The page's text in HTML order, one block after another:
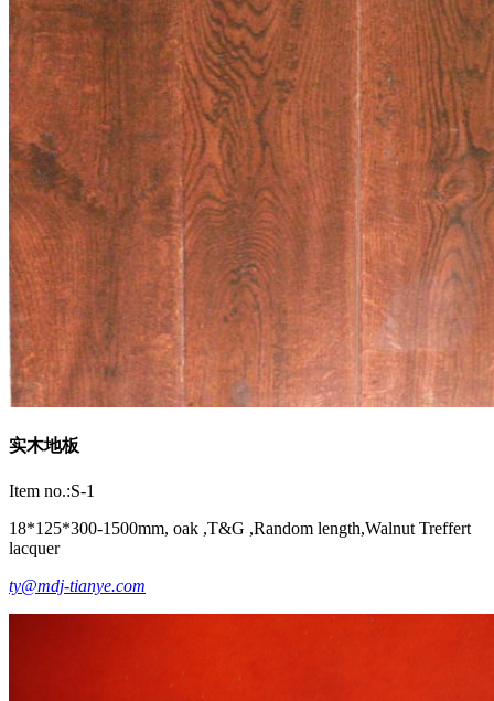
实木地板
Item no.:S-1
18*125*300-1500mm, oak ,T&G ,Random length,Walnut Treffert
lacquer
ty@mdj-tianye.com